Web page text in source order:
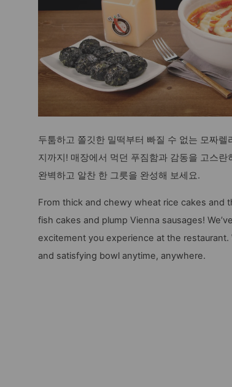
두툼하고 쫄깃한 밀떡부터 빠질 수 없는 모짜
지까지! 매장에서 먹던 푸짐함과 감동을 고스
완벽하고 알찬 한 그릇을 완성해 보세요.
From thick and chewy wheat rice cakes and
fish cakes and plump Vienna sausages!
excitement you experience at the
and satisfying bowl anytime, anywhere.